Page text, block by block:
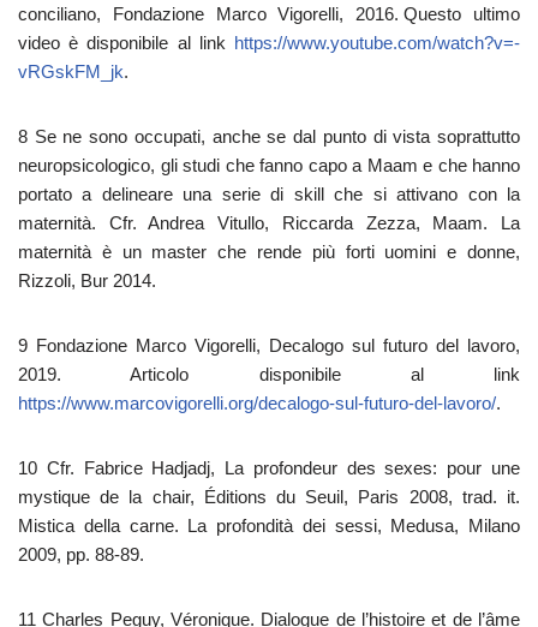
conciliano, Fondazione Marco Vigorelli, 2016. Questo ultimo
video è disponibile al link https://www.youtube.com/watch?v=-
vRGskFM_jk.
8 Se ne sono occupati, anche se dal punto di vista soprattutto
neuropsicologico, gli studi che fanno capo a Maam e che hanno
portato a delineare una serie di skill che si attivano con la
maternità. Cfr. Andrea Vitullo, Riccarda Zezza, Maam. La
maternità è un master che rende più forti uomini e donne,
Rizzoli, Bur 2014.
9 Fondazione Marco Vigorelli, Decalogo sul futuro del lavoro,
2019. Articolo disponibile al link
https://www.marcovigorelli.org/decalogo-sul-futuro-del-lavoro/.
10 Cfr. Fabrice Hadjadj, La profondeur des sexes: pour une
mystique de la chair, Éditions du Seuil, Paris 2008, trad. it.
Mistica della carne. La profondità dei sessi, Medusa, Milano
2009, pp. 88-89.
11 Charles Peguy, Véronique. Dialogue de l’histoire et de l’âme